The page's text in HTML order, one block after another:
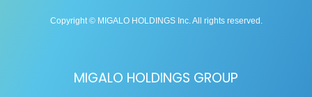
Copyright © MIGALO HOLDINGS Inc. All rights reserved.
MIGALO HOLDINGS GROUP